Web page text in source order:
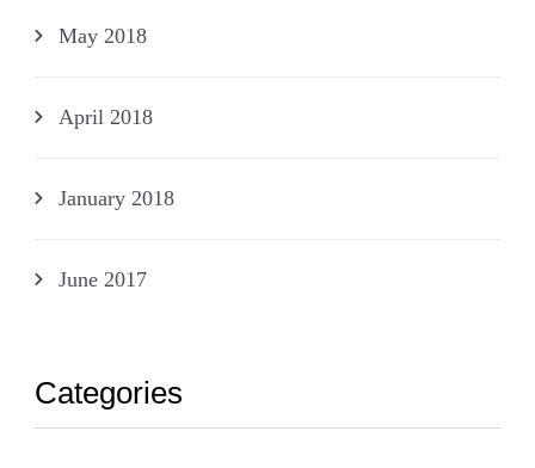
May 2018
April 2018
January 2018
June 2017
Categories